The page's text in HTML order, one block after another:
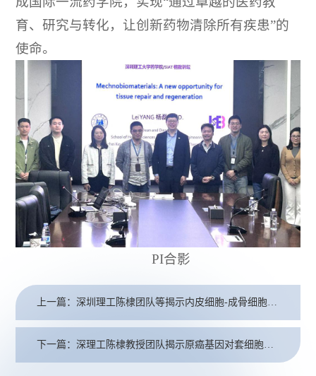
育、研究与转化，让创新药物清除所有疾患”的
使命。
PI合影